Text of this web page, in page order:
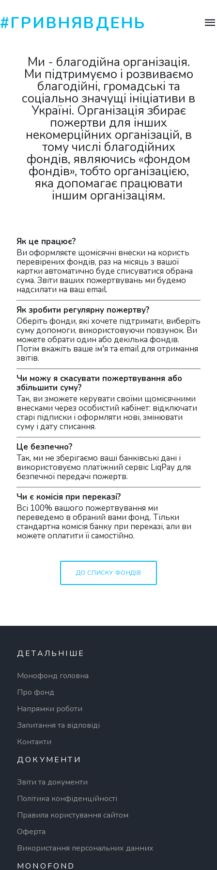
#ГРИВНЯВДЕНЬ
Ми - благодійна органiзацiя.
Ми підтримуємо і розвиваємо
благодійні, громадські та
соціально значущі ініціативи в
Україні. Органiзацiя збирає
пожертви для інших
некомерційних організацій, в
тому числі благодійних
фондів, являючись «фондом
фондів», тобто організацією,
яка допомагає працювати
іншим організаціям.
Як це працює?
Ви оформляєте щомісячнi внески на користь
перевірених фондiв, раз на місяць з вашої
картки автоматично буде списуватися обрана
сума. Звіти ваших пожертвувань ми будемо
надсилати на ваш email.
Як зробити регулярну пожертву?
Оберіть фонди, які хочете підтримати, виберіть
суму допомоги, використовуючи повзунок. Ви
можете обрати один або декілька фондів.
Потім вкажіть ваше ім'я та email для отримання
звітів.
Чи можу я скасувати пожертвування або
збільшити суму?
Так, ви зможете керувати своїми щомісячними
внесками через особистий кабінет: відключати
старі підписки і оформляти нові, змінювати
суму і дату списання.
Це безпечно?
Так, ми не зберігаємо ваші банківські дані і
використовуємо платіжний сервіс LiqPay для
безпечної передачі пожертв.
Чи є комісія при переказі?
Всі 100% вашого пожертвування ми
переведемо в обраний вами фонд. Тільки
стандартна комісія банку при переказі, али ви
можете оплатити її самостійно.
ДО СПИСКУ ФОНДІВ
ДЕТАЛЬНІШЕ
Монофонд головна
Про фонд
Напрямки роботи
Запитання та відповіді
Контакти
ДОКУМЕНТИ
Звіти та документи
Політика конфіденційності
Правила користування сайтом
Оферта
Використання персональних данних
MONOFOND